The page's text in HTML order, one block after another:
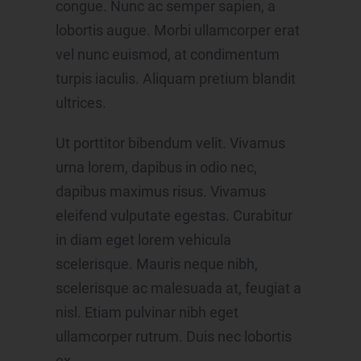
congue. Nunc ac semper sapien, a
lobortis augue. Morbi ullamcorper erat
vel nunc euismod, at condimentum
turpis iaculis. Aliquam pretium blandit
ultrices.
Ut porttitor bibendum velit. Vivamus
urna lorem, dapibus in odio nec,
dapibus maximus risus. Vivamus
eleifend vulputate egestas. Curabitur
in diam eget lorem vehicula
scelerisque. Mauris neque nibh,
scelerisque ac malesuada at, feugiat a
nisl. Etiam pulvinar nibh eget
ullamcorper rutrum. Duis nec lobortis
k) Einwilligung
Einwilligung ist jede von der betroffenen Person
freiwillig für den bestimmten Fall in informierter Weise
und unmissverständlich abgegebene
Willensbekundung in Form einer Erklärung oder einer
sonstigen eindeutigen bestätigenden Handlung, mit
der die betroffene Person zu verstehen gibt, dass sie
Name und Anschrift des für die Verarbeitung
Verantwortlichen
Verantwortlicher im Sinne der Datenschutz-
Grundverordnung, sonstiger in den Mitgliedstaaten der
Europäischen Union geltenden Datenschutzgesetze und
Charakter ist die:
hajanet Internetagentur
Jan Niklas Schröder
Pflegerstr. 2
81247 München